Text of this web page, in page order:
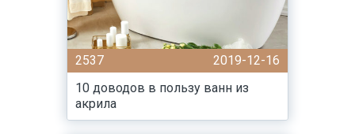
2537
2019-12-16
10 доводов в пользу ванн из
акрила